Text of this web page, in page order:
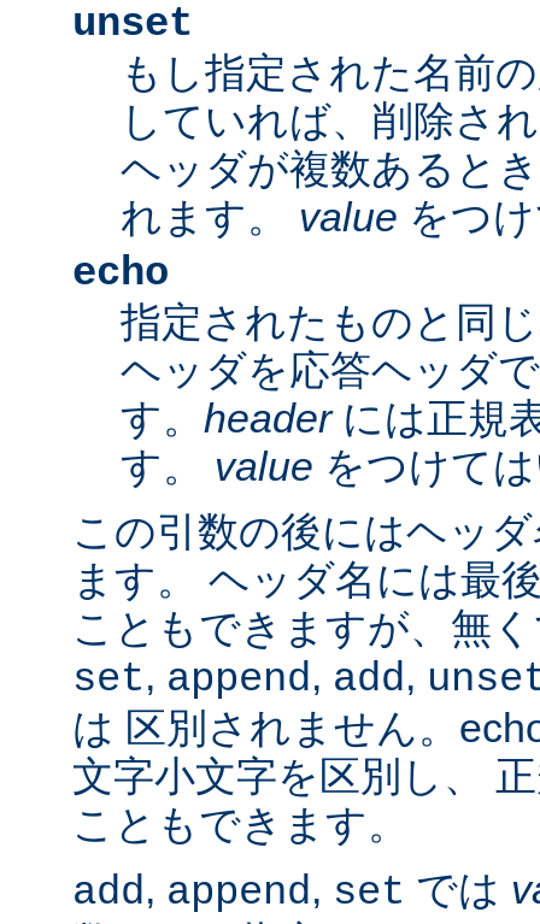
unset
もし指定された名前
していれば、削除さ
ヘッダが複数あると
れます。 value をつ
echo
指定されたものと同
ヘッダを応答ヘッダ
す。 headerには正規
す。 value をつけて
この引数の後にはヘッ
ます。 ヘッダ名には最
こともできますが、無
set, append, add,
は 区別されません。
文字小文字を区別し、
こともできます。
add, append, set では